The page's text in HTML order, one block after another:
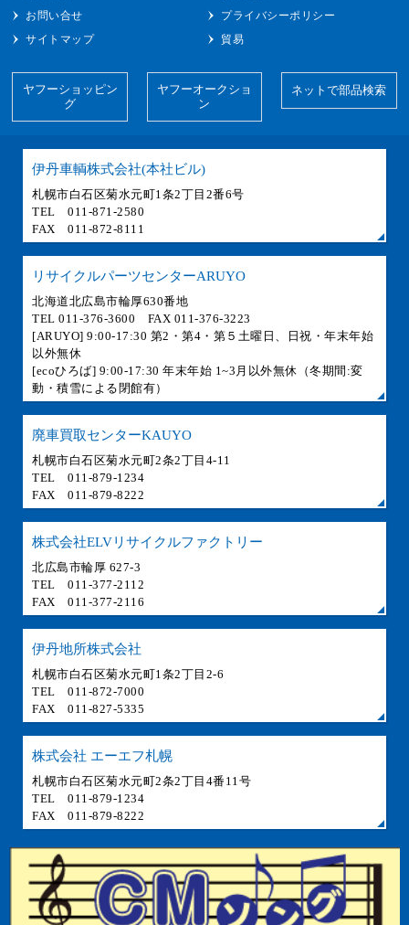
お問い合せ
プライバシーポリシー
サイトマップ
貿易
ヤフーショッピン
グ
ヤフーオークショ
ン
ネットで部品検索
伊丹車輌株式会社(本社ビル)
札幌市白石区菊水元町1条2丁目2番6号
TEL 011-871-2580
FAX 011-872-8111
リサイクルパーツセンターARUYO
北海道北広島市輪厚630番地
TEL 011-376-3600 FAX 011-376-3223
[ARUYO] 9:00-17:30 第2・第4・第５土曜日、日祝・年末年始
以外無休
[ecoひろば] 9:00-17:30 年末年始 1~3月以外無休（冬期間:変
動・積雪による閉館有）
廃車買取センターKAUYO
札幌市白石区菊水元町2条2丁目4-11
TEL 011-879-1234
FAX 011-879-8222
株式会社ELVリサイクルファクトリー
北広島市輪厚 627-3
TEL 011-377-2112
FAX 011-377-2116
伊丹地所株式会社
札幌市白石区菊水元町1条2丁目2-6
TEL 011-872-7000
FAX 011-827-5335
株式会社 エーエフ札幌
札幌市白石区菊水元町2条2丁目4番11号
TEL 011-879-1234
FAX 011-879-8222